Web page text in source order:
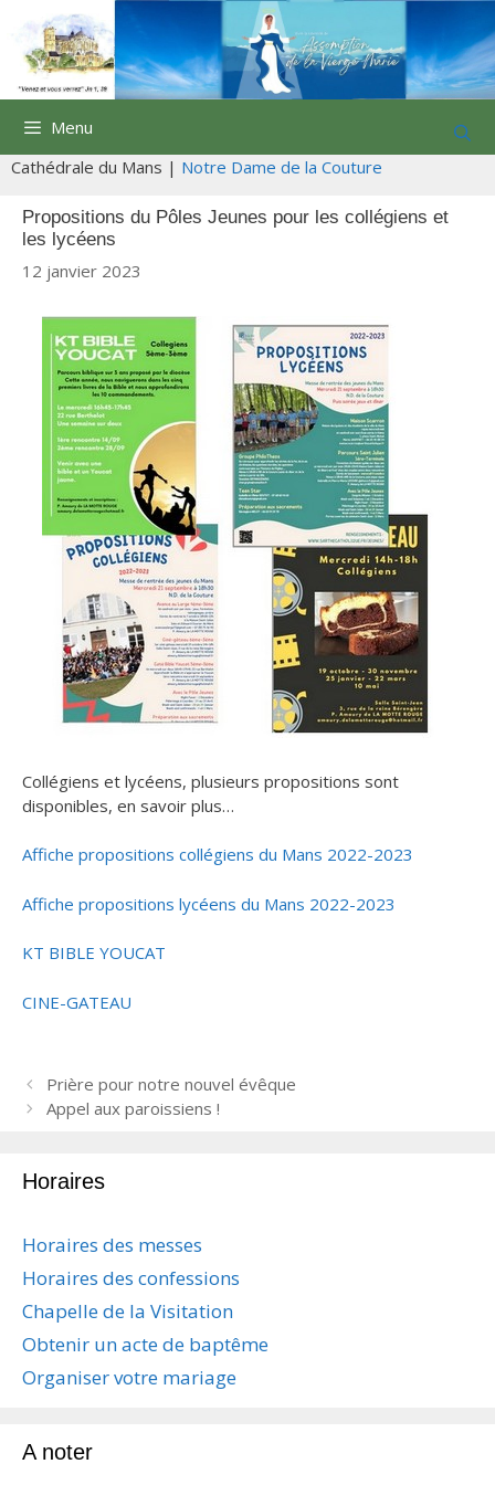
contenu
Menu
Cathédrale du Mans | Notre Dame de la Couture
Propositions du Pôles Jeunes pour les collégiens et
les lycéens
12 janvier 2023
Collégiens et lycéens, plusieurs propositions sont
disponibles, en savoir plus…
Affiche propositions collégiens du Mans 2022-2023
Affiche propositions lycéens du Mans 2022-2023
KT BIBLE YOUCAT
CINE-GATEAU
N
a
g
i
o
n
e
s
t
Prière pour notre nouvel évêque
Appel aux paroissiens !
Horaires
Horaires des messes
Horaires des confessions
Chapelle de la Visitation
Obtenir un acte de baptême
Organiser votre mariage
A noter